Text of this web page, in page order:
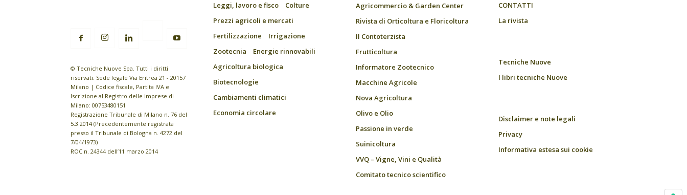
© Tecniche Nuove Spa. Tutti i diritti
riservati. Sede legale Via Eritrea 21 - 20157
Milano | Codice fiscale, Partita IVA e
Iscrizione al Registro delle imprese di
Milano: 00753480151
Registrazione Tribunale di Milano n. 76 del
5.3.2014 (Precedentemente registrata
presso il Tribunale di Bologna n. 4272 del
7/04/1973)
ROC n. 24344 dell’11 marzo 2014
Leggi, lavoro e fisco
Colture
Prezzi agricoli e mercati
Fertilizzazione
Irrigazione
Zootecnia
Energie rinnovabili
Agricoltura biologica
Biotecnologie
Cambiamenti climatici
Economia circolare
Agricommercio & Garden Center
Rivista di Orticoltura e Floricoltura
Il Contoterzista
Frutticoltura
Informatore Zootecnico
Macchine Agricole
Nova Agricoltura
Olivo e Olio
Passione in verde
Suinicoltura
VVQ – Vigne, Vini e Qualità
Comitato tecnico scientifico
CONTATTI
La rivista
Tecniche Nuove
I libri tecniche Nuove
Disclaimer e note legali
Privacy
Informativa estesa sui cookie